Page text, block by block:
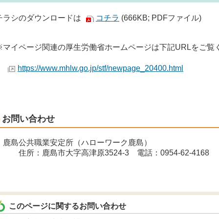
シのダウンロードは コチラ (666KB; PDFファイル)
イページ関連の厚生労働省ホームページは下記URLをご覧
https://www.mhlw.go.jp/stf/newpage_20400.html
お問い合わせ
公共職業安定所（ハローワーク鹿島）
：鹿島市大字高津原3524-3 電話：0954-62-4168
このページに関するお問い合わせ